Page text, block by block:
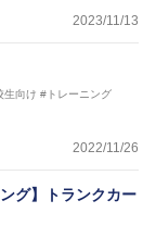
2023/11/13
生向け #トレーニング
2022/11/26
グ】トランクカー